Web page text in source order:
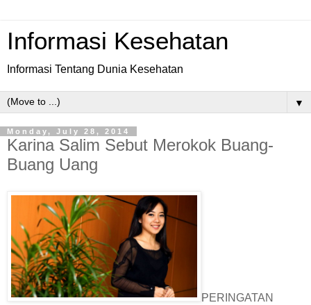
Informasi Kesehatan
Informasi Tentang Dunia Kesehatan
▼
Monday, July 28, 2014
Karina Salim Sebut Merokok Buang-
Buang Uang
PERINGATAN